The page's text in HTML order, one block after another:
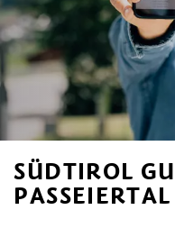
SÜDTIROL